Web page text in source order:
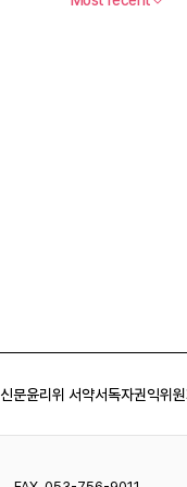
신문윤리위 서약서독자권익위